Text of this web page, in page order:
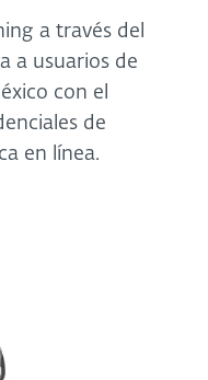
a través del
a usuarios de
con el
de
en línea.